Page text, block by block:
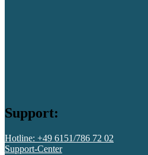
Support:
Hotline: +49 6151/786 72 02
Support-Center